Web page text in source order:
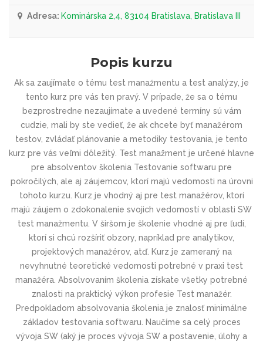
Adresa: Kominárska 2,4, 83104 Bratislava, Bratislava III
Popis kurzu
Ak sa zaujímate o tému test manažmentu a test analýzy, je
tento kurz pre vás ten pravý. V prípade, že sa o tému
bezprostredne nezaujímate a uvedené termíny sú vám
cudzie, mali by ste vedieť, že ak chcete byť manažérom
testov, zvládať plánovanie a metodiky testovania, je tento
kurz pre vás veľmi dôležitý. Test manažment je určené hlavne
pre absolventov školenia Testovanie softwaru pre
pokročilých, ale aj záujemcov, ktorí majú vedomosti na úrovni
tohoto kurzu. Kurz je vhodný aj pre test manažérov, ktorí
majú záujem o zdokonalenie svojich vedomostí v oblasti SW
test manažmentu. V širšom je školenie vhodné aj pre ľudí,
ktorí si chcú rozšíriť obzory, napríklad pre analytikov,
projektových manažérov, atď. Kurz je zameraný na
nevyhnutné teoretické vedomosti potrebné v praxi test
manažéra. Absolvovaním školenia získate všetky potrebné
znalosti na praktický výkon profesie Test manažér.
Predpokladom absolvovania školenia je znalosť minimálne
základov testovania softwaru. Naučíme sa celý proces
vývoja SW (aký je proces vývoja SW a postavenie, úlohy a